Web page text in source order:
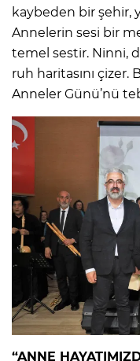
kaybeden bir şehir,
Annelerin sesi bir
temel sestir. Ninni,
ruh haritasını
Anneler Günü’nü
“ANNE